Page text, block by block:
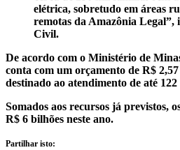
elétrica, sobretudo em áreas
remotas da Amazônia Legal”,
Civil.
De acordo com o Ministério de
conta com um orçamento de R$
destinado ao atendimento de até
Somados aos recursos já previstos,
R$ 6 bilhões neste ano.
Partilhar isto: